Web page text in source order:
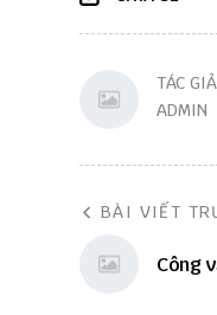
TÁC GIẢ
ADMIN
BÀI VIẾT
Công